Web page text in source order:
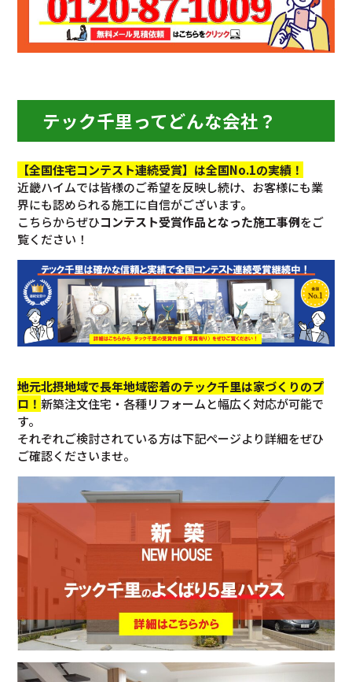
テック千里ってどんな会社？
【全国住宅コンテスト連続受賞】は全国No.1の実績！
近畿ハイムでは皆様のご希望を反映し続け、お客様にも業
界にも認められる施工に自信がございます。
こちらからぜひコンテスト受賞作品となった施工事例をご
覧ください！
地元北摂地域で長年地域密着のテック千里は家づくりのプ
ロ！新築注文住宅・各種リフォームと幅広く対応が可能で
す。
それぞれご検討されている方は下記ページより詳細をぜひ
ご確認くださいませ。